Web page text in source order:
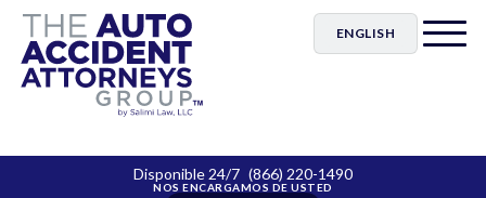
ENGLISH
Disponible 24/7 (866) 220-1490